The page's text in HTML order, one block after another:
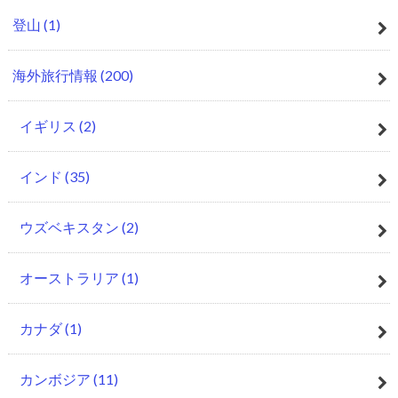
登山 (1)
海外旅行情報 (200)
イギリス (2)
インド (35)
ウズベキスタン (2)
オーストラリア (1)
カナダ(1)
カンボジア (11)